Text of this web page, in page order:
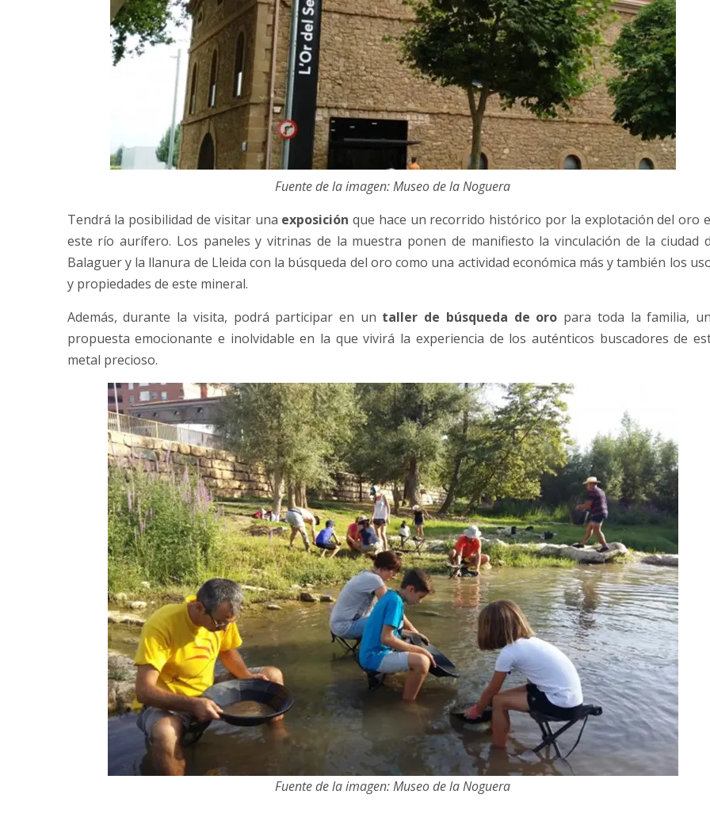
Fuente de la imagen: Museo de la Noguera
Tendrá la posibilidad de visitar una exposición que hace un recorrido histórico por la explotación del oro
este río aurífero. Los paneles y vitrinas de la muestra ponen de manifiesto la vinculación de la ciudad
Balaguer y la llanura de Lleida con la búsqueda del oro como una actividad económica más y también los
y propiedades de este mineral.
Además, durante la visita, podrá participar en un taller de búsqueda de oro para toda la familia,
propuesta emocionante e inolvidable en la que vivirá la experiencia de los auténticos buscadores de
metal precioso.
Fuente de la imagen: Museo de la Noguera